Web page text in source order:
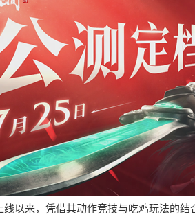
线以来，凭借其动作竞技与吃鸡玩法的